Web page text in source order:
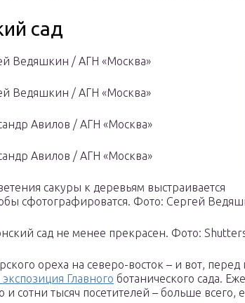
сад
Ведяшкин / АГН «Москва»
Ведяшкин / АГН «Москва»
Авилов / АГН «Москва»
Авилов / АГН «Москва»
сакуры к деревьям выстраивается
сфотографироватся. Фото: Сергей
сад не менее прекрасен. Фото:
ореха на северо-восток – и вот,
Главного ботанического сада.
и сотни тысяч посетителей – больше всего,